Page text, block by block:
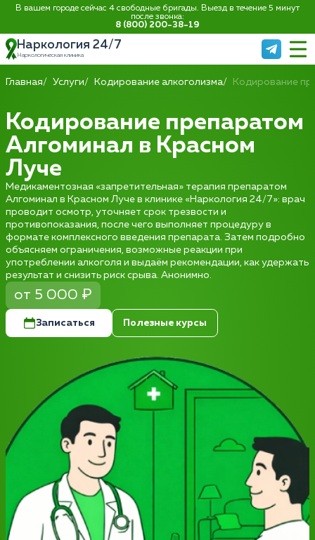
В вашем городе сейчас 4 свободные бригады. Выезд в течение 5 минут
после звонка:
8 (800) 200-38-19
Наркология 24/7
Наркологическая клиника
Главная Услуги Кодирование алкоголизма Кодирование
Кодирование препаратом
Алгоминал в Красном
Луче
Медикаментозная «запретительная» терапия препаратом
Алгоминал в Красном Луче в клинике «Наркология 24/7»: врач
проводит осмотр, уточняет срок трезвости и
противопоказания, после чего выполняет процедуру в
формате комплексного введения препарата. Затем подробно
объясняем ограничения, возможные реакции при
употреблении алкоголя и выдаём рекомендации, как удержать
результат и снизить риск срыва. Анонимно.
от 5 000 ₽
Записаться Полезные курсы